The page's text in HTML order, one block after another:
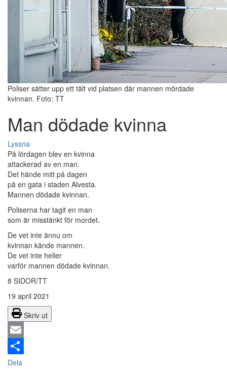
Poliser sätter upp ett tält vid platsen där mannen mördade
kvinnan. Foto: TT
Man dödade kvinna
Lyssna
På lördagen blev en kvinna
attackerad av en man.
Det hände mitt på dagen
på en gata i staden Alvesta.
Mannen dödade kvinnan.
Poliserna har tagit en man
som är misstänkt för mordet.
De vet inte ännu om
kvinnan kände mannen.
De vet inte heller
varför mannen dödade kvinnan.
8 SIDOR/TT
19 april 2021
Skriv ut
Email
Dela